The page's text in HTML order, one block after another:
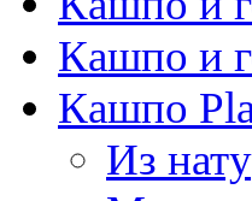
Кашпо и
Кашпо
Из